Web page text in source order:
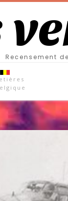
Recensement